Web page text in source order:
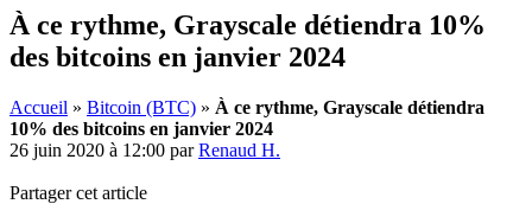
À ce rythme, Grayscale détiendra 10%
des bitcoins en janvier 2024
Accueil » Bitcoin (BTC) » À ce rythme, Grayscale détiendra
10% des bitcoins en janvier 2024
26 juin 2020 à 12:00 parRenaud H.
Partager cet article